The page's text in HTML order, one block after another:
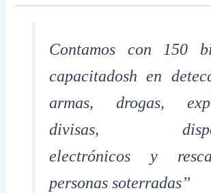
Contamos con 150
capacitadosh en
armas, drogas,
divisas,
electrónicos y
personas soterradas”